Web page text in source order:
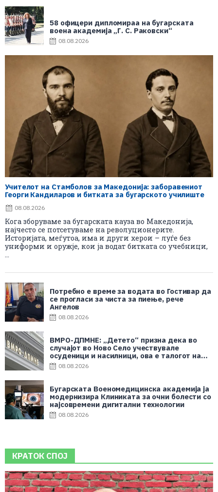
58 офицери дипломираа на бугарската
воена академија „Г. С. Раковски“
08.08.2026
Учителот на Стамболов за Македонија: заборавениот
Георги Кандиларов и битката за бугарското училиште
08.08.2026
Кога зборуваме за бугарската кауза во Македонија,
најчесто се потсетуваме на револуционерите.
Историјата, меѓутоа, има и други херои – луѓе без
униформи и оружје, кои ја водат битката со учебници,
Потребно е време за водата во Гостивар да
се прогласи за чиста за пиење, рече
Ангелов
08.08.2026
ВМРО-ДПМНЕ: „Детето“ призна дека во
случајот во Ново Село учествувале
осуденици и насилници, ова е талогот на
Македонија
08.08.2026
Бугарската Военомедицинска академија ја
модернизира Клиниката за очни болести со
најсовремени дигитални технологии
08.08.2026
КРАТОК СПОЈ